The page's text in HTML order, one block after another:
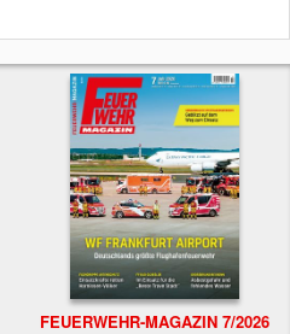
FEUERWEHR-MAGAZIN 7/2026